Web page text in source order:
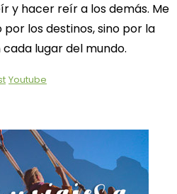
y hacer reír a los demás. Me
los destinos, sino por la
lugar del mundo.
Youtube